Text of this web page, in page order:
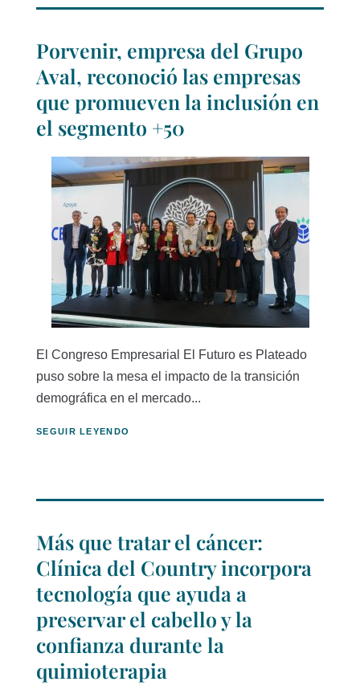
Porvenir, empresa del Grupo
Aval, reconoció las empresas
que promueven la inclusión en
el segmento +50
El Congreso Empresarial El Futuro es Plateado
puso sobre la mesa el impacto de la transición
demográfica en el mercado...
SEGUIR LEYENDO
Más que tratar el cáncer:
Clínica del Country incorpora
tecnología que ayuda a
preservar el cabello y la
confianza durante la
quimioterapia